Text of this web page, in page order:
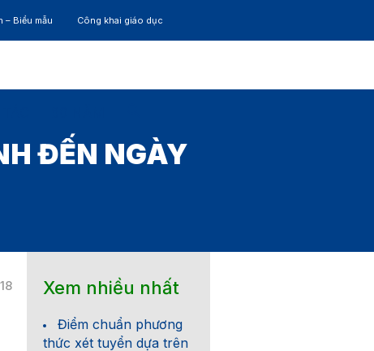
– Biểu mẫu Công khai giáo dục
ĐẾN NGÀY
Xem nhiều nhất
Điểm chuẩn phương
thức xét tuyển dựa trên